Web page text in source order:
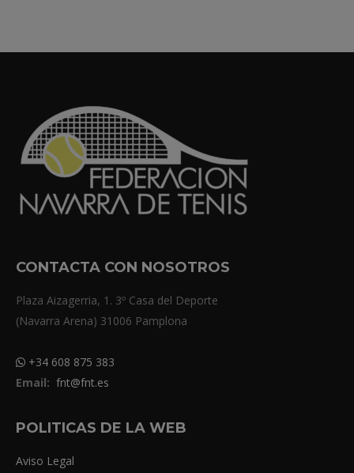
CONTACTA CON NOSOTROS
Plaza Aizagerria, 1. 3º Casa del Deporte
(Navarra Arena) 31006 Pamplona
+34 608 875 383
Email: fnt@fnt.es
POLITICAS DE LA WEB
Aviso Legal